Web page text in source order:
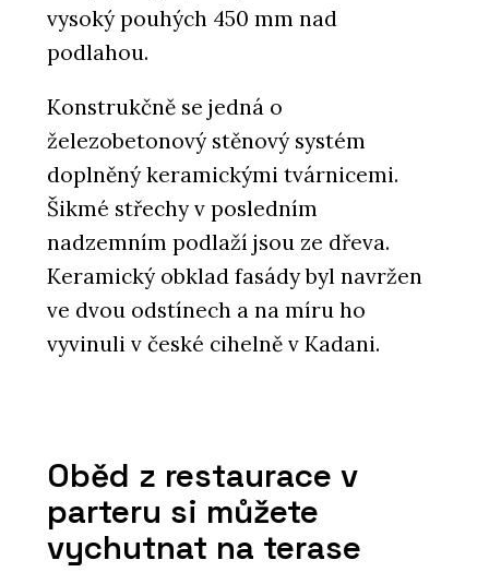
vysoký pouhých 450 mm nad
podlahou.
Konstrukčně se jedná o
železobetonový stěnový systém
doplněný keramickými tvárnicemi.
Šikmé střechy v posledním
nadzemním podlaží jsou ze dřeva.
Keramický obklad fasády byl navržen
ve dvou odstínech a na míru ho
vyvinuli v české cihelně v Kadani.
Oběd z restaurace v
parteru si můžete
vychutnat na terase